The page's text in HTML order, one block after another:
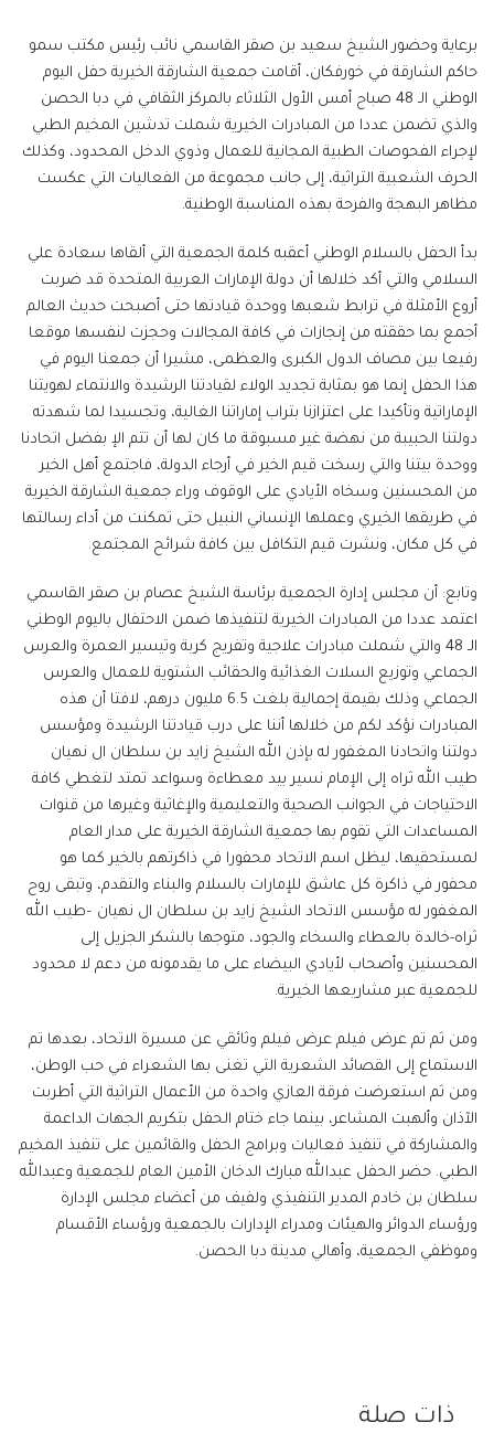
برعاية وحضور الشيخ سعيد بن صقر القاسمي نائب رئيس مكتب سمو
حاكم الشارقة في خورفكان، أقامت جمعية الشارقة الخيرية حفل اليوم
الوطني الـ 48 صباح أمس الأول الثلاثاء بالمركز الثقافي في دبا الحصن
والذي تضمن عددا من المبادرات الخيرية شملت تدشين المخيم الطبي
لإجراء الفحوصات الطبية المجانية للعمال وذوي الدخل المحدود، وكذلك
الحرف الشعبية التراثية، إلى جانب مجموعة من الفعاليات التي عكست
مظاهر البهجة والفرحة بهذه المناسبة الوطنية.
بدأ الحفل بالسلام الوطني أعقبه كلمة الجمعية التي ألقاها سعادة علي
السلامي والتي أكد خلالها أن دولة الإمارات العربية المتحدة قد ضربت
أروع الأمثلة في ترابط شعبها ووحدة قيادتها حتى أصبحت حديث العالم
أجمع بما حققته من إنجازات في كافة المجالات وحجزت لنفسها موقعا
رفيعا بين مصاف الدول الكبرى والعظمى، مشيرا أن جمعنا اليوم في
هذا الحفل إنما هو بمثابة تجديد الولاء لقيادتنا الرشيدة والانتماء لهويتنا
الإماراتية وتأكيدا على اعتزازنا بتراب إماراتنا الغالية، وتجسيدا لما شهدته
دولتنا الحبيبة من نهضة غير مسبوقة ما كان لها أن تتم الإ بفضل اتحادنا
ووحدة بيتنا والتي رسخت قيم الخير في أرجاء الدولة، فاجتمع أهل الخير
من المحسنين وسخاه الأيادي على الوقوف وراء جمعية الشارقة الخيرية
في طريقها الخيري وعملها الإنساني النبيل حتى تمكنت من أداء رسالتها
في كل مكان، ونشرت قيم التكافل بين كافة شرائح المجتمع.
وتابع: أن مجلس إدارة الجمعية برئاسة الشيخ عصام بن صقر القاسمي
اعتمد عددا من المبادرات الخيرية لتنفيذها ضمن الاحتفال باليوم الوطني
الـ 48 والتي شملت مبادرات علاجية وتفريج كربة وتيسير العمرة والعرس
الجماعي وتوزيع السلات الغذائية والحقائب الشتوية للعمال والعرس
الجماعي وذلك بقيمة إجمالية بلغت 6.5 مليون درهم، لافتا أن هذه
المبادرات نؤكد لكم من خلالها أننا على درب قيادتنا الرشيدة ومؤسس
دولتنا واتحادنا المغفور له بإذن الله الشيخ زايد بن سلطان ال نهيان
طيب الله ثراه إلى الإمام نسير بيد معطاءة وسواعد تمتد لتغطي كافة
الاحتياجات في الجوانب الصحية والتعليمية والإغاثية وغيرها من قنوات
المساعدات التي تقوم بها جمعية الشارقة الخيرية على مدار العام
لمستحقيها، ليظل اسم الاتحاد محفورا في ذاكرتهم بالخير كما هو
محفور في ذاكرة كل عاشق للإمارات بالسلام والبناء والتقدم، وتبقى روح
المغفور له مؤسس الاتحاد الشيخ زايد بن سلطان ال نهيان –طيب الله
ثراه-خالدة بالعطاء والسخاء والجود، متوجها بالشكر الجزيل إلى
المحسنين وأصحاب لأيادي البيضاء على ما يقدمونه من دعم لا محدود
للجمعية عبر مشاريعها الخيرية.
ومن ثم تم عرض فيلم عرض فيلم وثائقي عن مسيرة الاتحاد، بعدها تم
الاستماع إلى القصائد الشعرية التي تغنى بها الشعراء في حب الوطن،
ومن ثم استعرضت فرقة العازي واحدة من الأعمال التراثية التي أطربت
الآذان وألهبت المشاعر، بينما جاء ختام الحفل بتكريم الجهات الداعمة
والمشاركة في تنفيذ فعاليات وبرامج الحفل والقائمين على تنفيذ المخيم
الطبي. حضر الحفل عبدالله مبارك الدخان الأمين العام للجمعية وعبدالله
سلطان بن خادم المدير التنفيذي ولفيف من أعضاء مجلس الإدارة
ورؤساء الدوائر والهيئات ومدراء الإدارات بالجمعية ورؤساء الأقسام
وموظفي الجمعية، وأهالي مدينة دبا الحصن.
ذات صلة